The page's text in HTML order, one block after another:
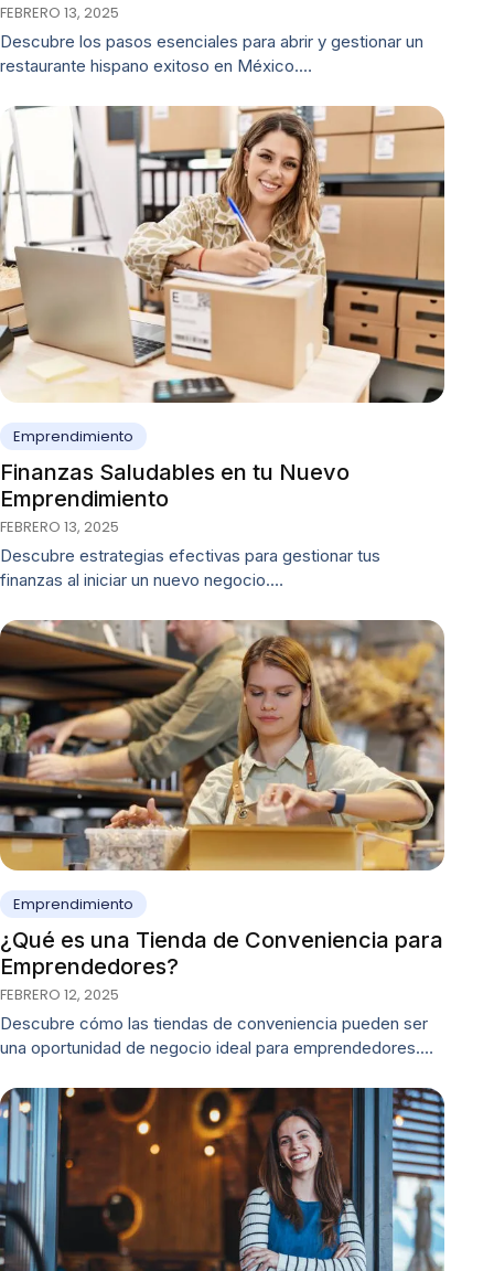
FEBRERO 13, 2025
Descubre los pasos esenciales para abrir y gestionar un
restaurante hispano exitoso en México.…
Emprendimiento
Finanzas Saludables en tu Nuevo
Emprendimiento
FEBRERO 13, 2025
Descubre estrategias efectivas para gestionar tus
finanzas al iniciar un nuevo negocio.…
Emprendimiento
¿Qué es una Tienda de Conveniencia para
Emprendedores?
FEBRERO 12, 2025
Descubre cómo las tiendas de conveniencia pueden ser
una oportunidad de negocio ideal para emprendedores.…